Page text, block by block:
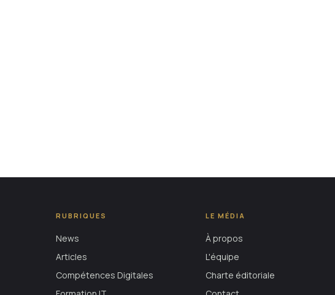
RUBRIQUES
News
Articles
Compétences Digitales
LE MÉDIA
À propos
L'équipe
Charte éditoriale